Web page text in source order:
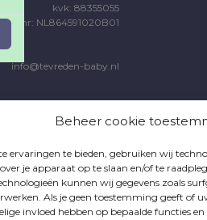
Beheer cookie
ervaringen te bieden, gebruiken wij
je apparaat op te slaan en/of te
kunnen wij gegevens zoals
Als je geen toestemming geeft of
invloed hebben op bepaalde functies
kvk: 88355055
nr: NL864591020B01
info@tevreden-baby.nl